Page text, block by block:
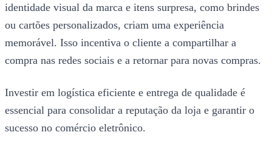
identidade visual da marca e itens surpresa, como brindes
ou cartões personalizados, criam uma experiência
memorável. Isso incentiva o cliente a compartilhar a
compra nas redes sociais e a retornar para novas compras.
Investir em logística eficiente e entrega de qualidade é
essencial para consolidar a reputação da loja e garantir o
sucesso no comércio eletrônico.